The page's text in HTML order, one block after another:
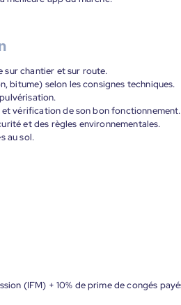
sur chantier et sur route.
bitume) selon les consignes techniques.
vérification de son bon fonctionnement.
et des règles environnementales.
au sol.
(IFM) + 10% de prime de congés